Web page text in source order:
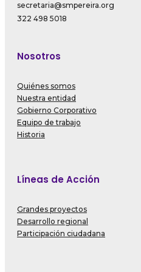
secretaria@smpereira.org
322 498 5018
Nosotros
Quiénes somos
Nuestra entidad
Gobierno Corporativo
Equipo de trabajo
Historia
Líneas de Acción
Grandes proyectos
Desarrollo regional
Participación ciudadana